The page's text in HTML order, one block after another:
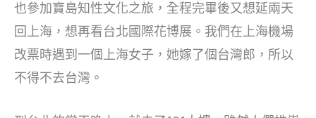
也參加寶島知性文化之旅，全程完畢後又想延兩天
回上海，想再看台北國際花博展。我們在上海機場
改票時遇到一個上海女子，她嫁了個台灣郎，所以
不得不去台灣。